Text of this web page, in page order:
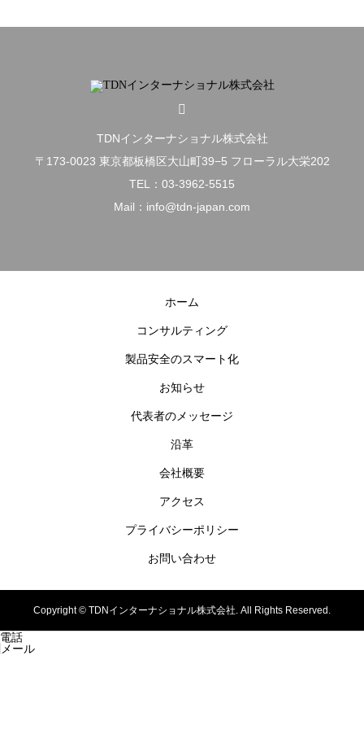
TDNインターナショナル株式会社
〒173-0023 東京都板橋区大山町39−5 フローラル大栄202
TEL：03-3962-5515
Mail：info@tdn-japan.com
ホーム
コンサルティング
製品安全のスマート化
お知らせ
代表者のメッセージ
沿革
会社概要
アクセス
プライバシーポリシー
お問い合わせ
Copyright © TDNインターナショナル株式会社. All Rights Reserved.
電話
メール